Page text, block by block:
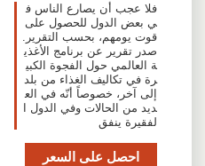
فلا عجب أن يصارع الناس ف
ي بعض الدول للحصول على
قوت يومهم، بحسب التقرير.
صدر تقرير عن برنامج الأغذي
ة العالمي حول الفجوة الكبي
رة في تكاليف الغذاء من بلد
إلى آخر، خصوصاً أنّه في الع
ديد من الحالات وفي الدول ا
لفقيرة ينفق
احصل على السعر